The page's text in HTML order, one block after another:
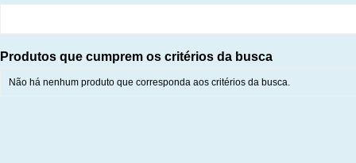
Produtos que cumprem os critérios da busca
Não há nenhum produto que corresponda aos critérios da busca.